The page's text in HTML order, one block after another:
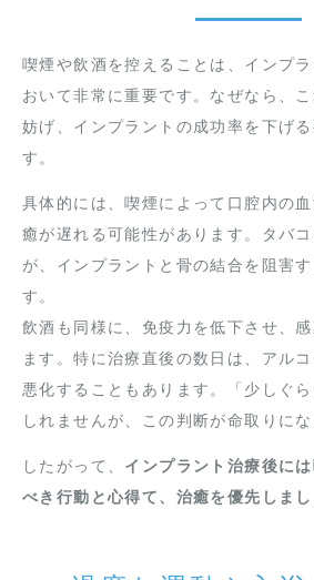
喫煙や飲酒を控えることは、インプ
おいて非常に重要です。なぜなら、
妨げ、インプラントの成功率を下げ
す。
具体的には、喫煙によって口腔内の
癒が遅れる可能性があります。タバ
が、インプラントと骨の結合を阻害
す。
飲酒も同様に、免疫力を低下させ、
ます。特に治療直後の数日は、アル
悪化することもあります。「少しぐ
しれませんが、この判断が命取りにな
したがって、 インプラント治療後に
べき行動と心得て、治癒を優先しまし